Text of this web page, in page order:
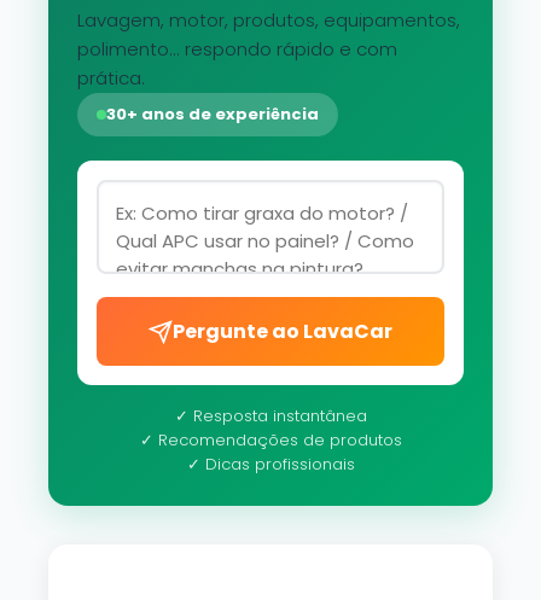
Lavagem, motor, produtos, equipamentos,
polimento... respondo rápido e com
prática.
30+ anos de experiência
Pergunte ao LavaCar
✓ Resposta instantânea
✓ Recomendações de produtos
✓ Dicas profissionais